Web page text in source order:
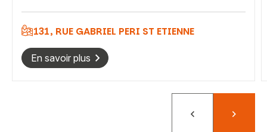
Rechercher
131, RUE GABRIEL PERI ST ETIENNE
En savoir plus
PrécédentSuivant